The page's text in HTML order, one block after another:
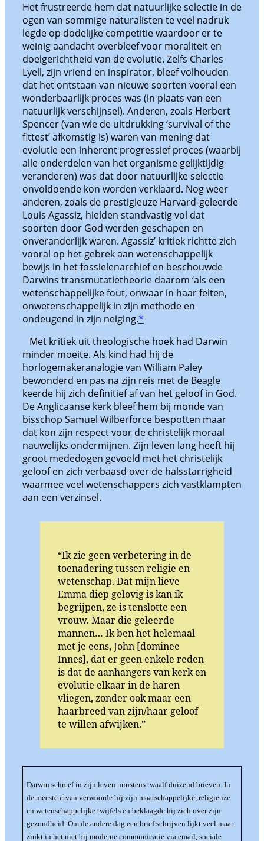
Het frustreerde hem dat natuurlijke selectie in de
ogen van sommige naturalisten te veel nadruk
legde op dodelijke competitie waardoor er te
weinig aandacht overbleef voor moraliteit en
doelgerichtheid van de evolutie. Zelfs Charles
Lyell, zijn vriend en inspirator, bleef volhouden
dat het ontstaan van nieuwe soorten vooral een
wonderbaarlijk proces was (in plaats van een
natuurlijk verschijnsel). Anderen, zoals Herbert
Spencer (van wie de uitdrukking ‘survival of the
fittest’ afkomstig is) waren van mening dat
evolutie een inherent progressief proces (waarbij
alle onderdelen van het organisme gelijktijdig
veranderen) was dat door natuurlijke selectie
onvoldoende kon worden verklaard. Nog weer
anderen, zoals de prestigieuze Harvard-geleerde
Louis Agassiz, hielden standvastig vol dat
soorten door God werden geschapen en
onveranderlijk waren. Agassiz’ kritiek richtte zich
vooral op het gebrek aan wetenschappelijk
bewijs in het fossielenarchief en beschouwde
Darwins transmutatietheorie daarom ‘als een
wetenschappelijke fout, onwaar in haar feiten,
onwetenschappelijk in zijn methode en
ondeugend in zijn neiging.*
Met kritiek uit theologische hoek had Darwin
minder moeite. Als kind had hij de
horlogemakeranalogie van William Paley
bewonderd en pas na zijn reis met de Beagle
keerde hij zich definitief af van het geloof in God.
De Anglicaanse kerk bleef hem bij monde van
bisschop Samuel Wilberforce bespotten maar
dat kon zijn respect voor de christelijk moraal
nauwelijks ondermijnen. Zijn leven lang heeft hij
groot mededogen gevoeld met het christelijk
geloof en zich verbaasd over de halsstarrigheid
waarmee veel wetenschappers zich vastklampten
aan een verzinsel.
“Ik zie geen verbetering in de
toenadering tussen religie en
wetenschap. Dat mijn lieve
Emma diep gelovig is kan ik
begrijpen, ze is tenslotte een
vrouw. Maar die geleerde
mannen… Ik ben het helemaal
met je eens, John [dominee
Innes], dat er geen enkele reden
is dat de aanhangers van kerk en
evolutie elkaar in de haren
vliegen, zonder ook maar een
haarbreed van zijn/haar geloof
te willen afwijken.”
Darwin schreef in zijn leven minstens twaalf duizend brieven. In
de meeste ervan verwoorde hij zijn maatschappelijke, religieuze
en wetenschappelijke twijfels en beklaagde hij zich over zijn
gezondheid. Om de andere dag een brief schrijven lijkt veel maar
zinkt in het niet bij moderne communicatie via email, sociale